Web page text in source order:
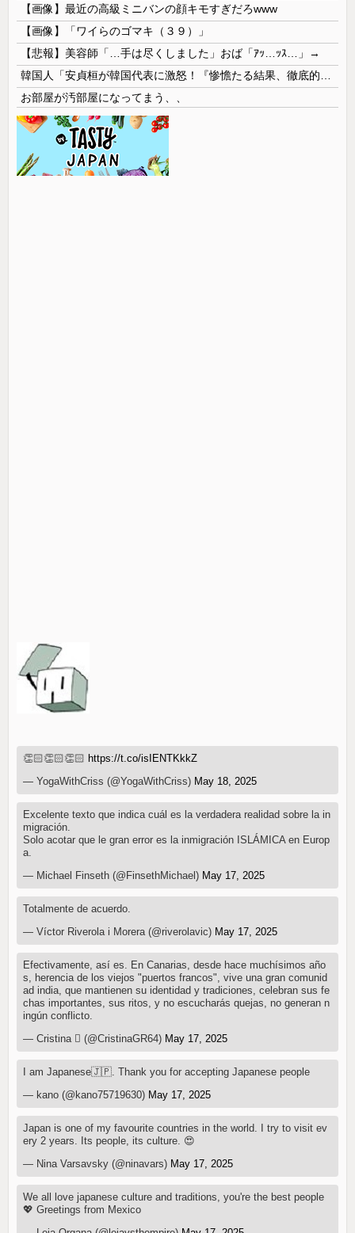
【画像】最近の高級ミニバンの顔キモすぎだろwww
【画像】「ワイらのゴマキ（３９）」
【悲報】美容師「…手は尽くしました」おば「ｱｯ…ｯｽ…」→
お部屋が汚部屋になってまう、、
👏🏻👏🏻👏🏻 https://t.co/isIENTKkkZ
— YogaWithCriss (@YogaWithCriss) May 18, 2025
Excelente texto que indica cuál es la verdadera realidad sobre la in
migración.
Solo acotar que le gran error es la inmigración ISLÁMICA en Europ
a.
— Michael Finseth (@FinsethMichael) May 17, 2025
Totalmente de acuerdo.
— Víctor Riverola i Morera (@riverolavic) May 17, 2025
Efectivamente, así es. En Canarias, desde hace muchísimos año
s, herencia de los viejos "puertos francos", vive una gran comunid
ad india, que mantienen su identidad y tradiciones, celebran sus fe
chas importantes, sus ritos, y no escucharás quejas, no generan n
ingún conflicto.
— Cristina  (@CristinaGR64) May 17, 2025
I am Japanese🇯🇵. Thank you for accepting Japanese people
— kano (@kano75719630) May 17, 2025
Japan is one of my favourite countries in the world. I try to visit ev
ery 2 years. Its people, its culture. 😍
— Nina Varsavsky (@ninavars) May 17, 2025
We all love japanese culture and traditions, you're the best people
💖 Greetings from Mexico